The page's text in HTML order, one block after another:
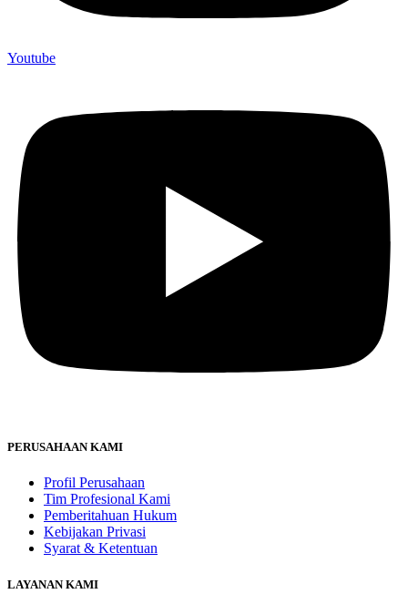
Youtube
PERUSAHAAN KAMI
Profil Perusahaan
Tim Profesional Kami
Pemberitahuan Hukum
Kebijakan Privasi
Syarat & Ketentuan
LAYANAN KAMI